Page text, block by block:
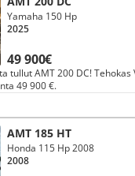
49 900€
Yamaha 150 Hp
2025
tullut AMT 200 DC! Tehokas
49 900 €.
AMT 185 HT
Honda 115 Hp 2008
2008